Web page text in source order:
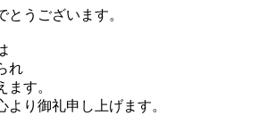
とうございます。
れ
ます。
より御礼申し上げます。